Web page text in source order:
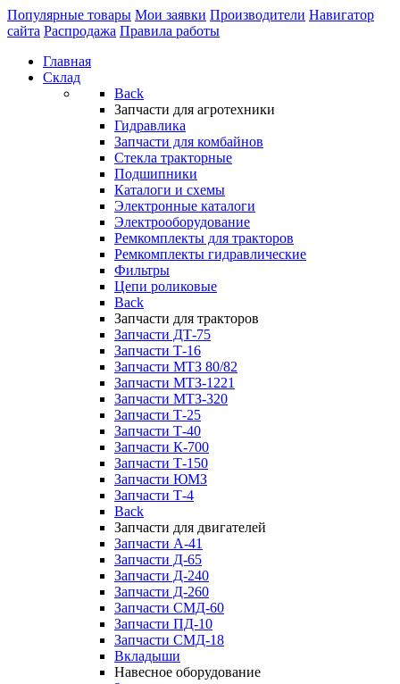
Популярные товары Мои заявки Производители Навигатор
сайта Распродажа Правила работы
Главная
Склад
Back
Запчасти для агротехники
Гидравлика
Запчасти для комбайнов
Стекла тракторные
Подшипники
Каталоги и схемы
Электронные каталоги
Электрооборудование
Ремкомплекты для тракторов
Ремкомплекты гидравлические
Фильтры
Цепи роликовые
Back
Запчасти для тракторов
Запчасти ДТ-75
Запчасти Т-16
Запчасти МТЗ 80/82
Запчасти МТЗ-1221
Запчасти МТЗ-320
Запчасти Т-25
Запчасти Т-40
Запчасти К-700
Запчасти Т-150
Запчасти ЮМЗ
Запчасти Т-4
Back
Запчасти для двигателей
Запчасти А-41
Запчасти Д-65
Запчасти Д-240
Запчасти Д-260
Запчасти СМД-60
Запчасти ПД-10
Запчасти СМД-18
Вкладыши
Навесное оборудование